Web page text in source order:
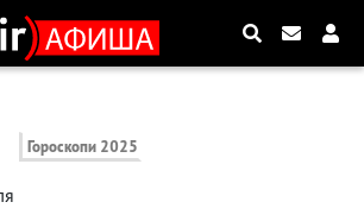
Гороскопи 2025